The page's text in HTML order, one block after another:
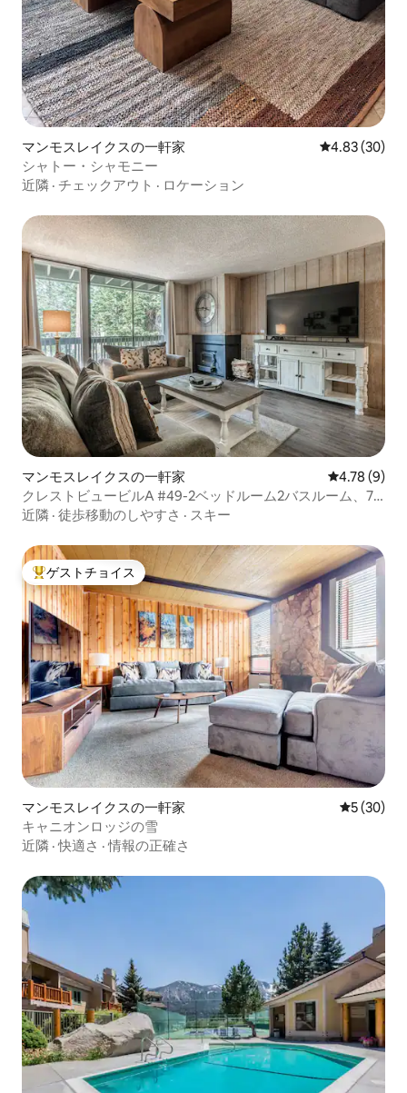
マンモスレイクスの一軒家 レビュー30
4.83 (30)
シャトー・シャモニー
近隣 · チェックアウト · ロケーション
マンモスレイクスの一軒家 レビュー9
4.78 (9)
クレストビュービルA #49-2ベッドルーム2バスルーム、7
名様
近隣 · 徒歩移動のしやすさ · スキー
大好評のゲストチョイスです。
ゲストチョイス
マンモスレイクスの一軒家 レビュー
5 (30)
キャニオンロッジの雪
近隣 ·快適さ ·情報の正確さ